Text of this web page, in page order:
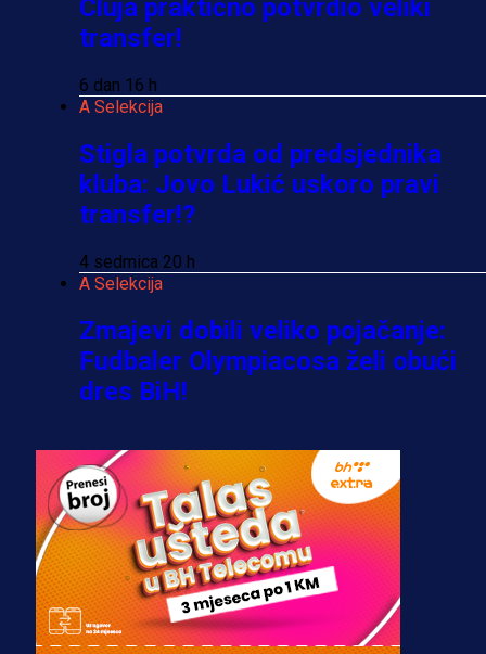
Cluja praktično potvrdio veliki
transfer!
6 dan 16 h
A Selekcija
Stigla potvrda od predsjednika
kluba: Jovo Lukić uskoro pravi
transfer!?
4 sedmica 20 h
A Selekcija
Zmajevi dobili veliko pojačanje:
Fudbaler Olympiacosa želi obući
dres BiH!
Premijer liga BiH
Misimović priveden: SIPA ga tereti
za pranje novca, pretresaju
prostorije FK Borac!
2 sedmica 3 dan
Reprezentacije